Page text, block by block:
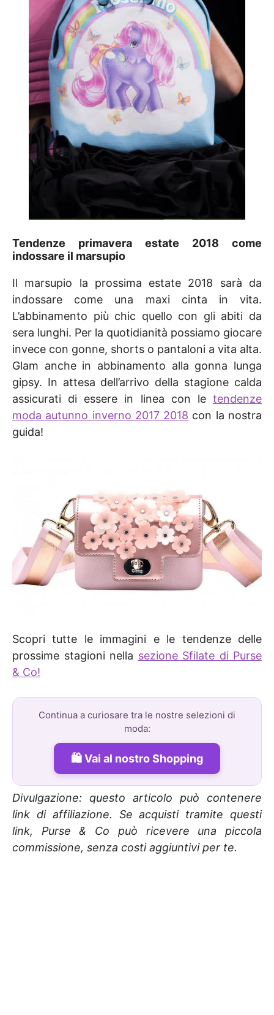
Tendenze primavera estate 2018 come
indossare il marsupio
Il marsupio la prossima estate 2018 sarà da
indossare come una maxi cinta in vita.
L’abbinamento più chic quello con gli abiti da
sera lunghi. Per la quotidianità possiamo giocare
invece con gonne, shorts o pantaloni a vita alta.
Glam anche in abbinamento alla gonna lunga
gipsy. In attesa dell’arrivo della stagione calda
assicurati di essere in linea con le tendenze
moda autunno inverno 2017 2018 con la nostra
guida!
Scopri tutte le immagini e le tendenze delle
prossime stagioni nella sezione Sfilate di Purse
& Co!
Continua a curiosare tra le nostre selezioni di
moda:
Vai al nostro Shopping
Divulgazione: questo articolo può contenere
link di affiliazione. Se acquisti tramite questi
link, Purse & Co può ricevere una piccola
commissione, senza costi aggiuntivi per te.